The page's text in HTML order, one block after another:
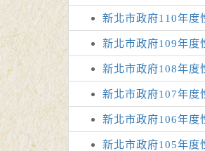
新北市政府110年度
新北市政府109年度
新北市政府108年度
新北市政府107年度
新北市政府106年度
新北市政府105年度